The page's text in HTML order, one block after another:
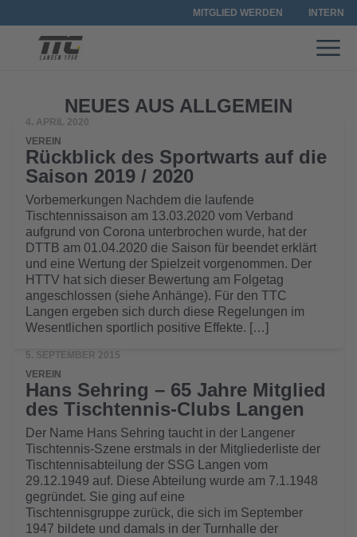
MITGLIED WERDEN INTERN
NEUES AUS ALLGEMEIN
4. APRIL 2020
VEREIN
Rückblick des Sportwarts auf die
Saison 2019 / 2020
Vorbemerkungen Nachdem die laufende
Tischtennissaison am 13.03.2020 vom Verband
aufgrund von Corona unterbrochen wurde, hat der
DTTB am 01.04.2020 die Saison für beendet erklärt
und eine Wertung der Spielzeit vorgenommen. Der
HTTV hat sich dieser Bewertung am Folgetag
angeschlossen (siehe Anhänge). Für den TTC
Langen ergeben sich durch diese Regelungen im
Wesentlichen sportlich positive Effekte. […]
5. SEPTEMBER 2015
VEREIN
Hans Sehring – 65 Jahre Mitglied
des Tischtennis-Clubs Langen
Der Name Hans Sehring taucht in der Langener
Tischtennis-Szene erstmals in der Mitgliederliste der
Tischtennisabteilung der SSG Langen vom
29.12.1949 auf. Diese Abteilung wurde am 7.1.1948
gegründet. Sie ging auf eine
Tischtennisgruppe zurück, die sich im September
1947 bildete und damals in der Turnhalle der